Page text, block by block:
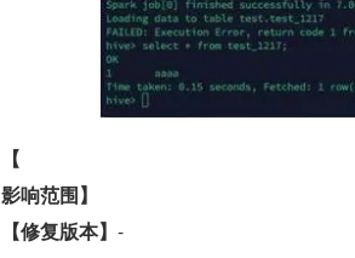
【
影响范围】
【修复版本】 -